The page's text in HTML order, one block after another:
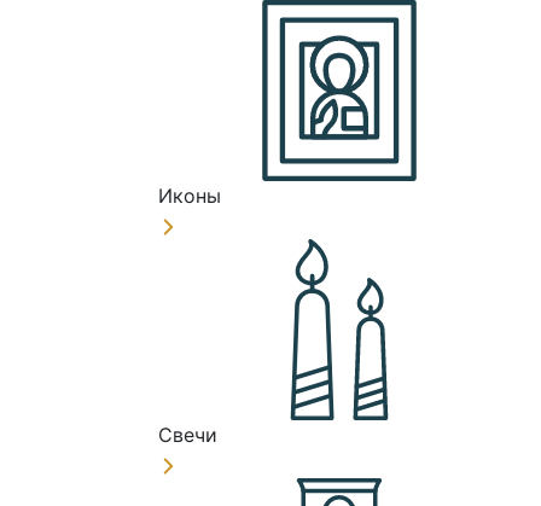
Иконы
Свечи